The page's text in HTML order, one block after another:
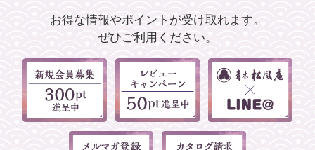
お得な情報やポイントが受け取れます。
ぜひご利用ください。